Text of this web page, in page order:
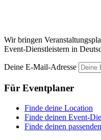
Wir bringen
Event-Dienstleistern in
Deine E-Mail-Adresse
Für Eventplaner
Finde deine Location
Finde deinen Event-
Finde deinen